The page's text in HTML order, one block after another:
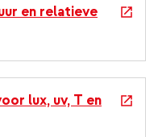
en relatieve
lux, uv, T en